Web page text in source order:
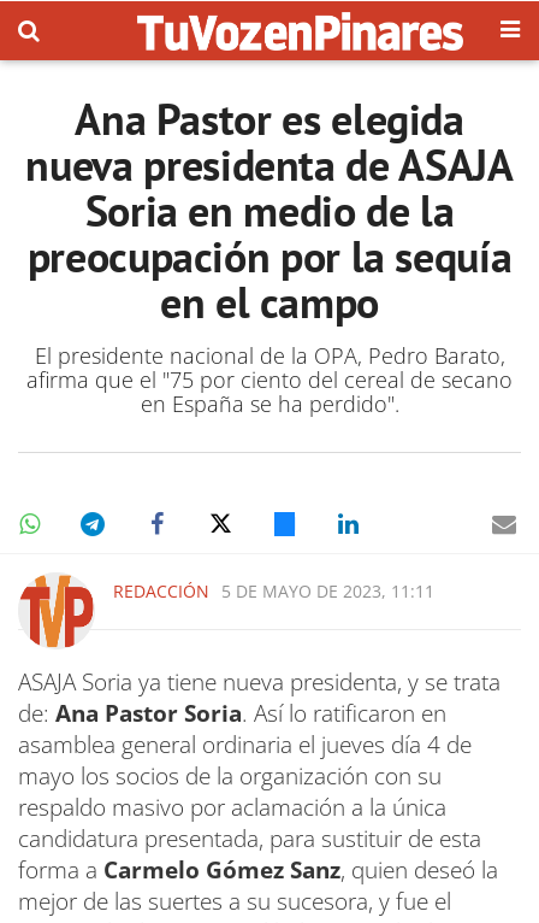
Ana Pastor es elegida
nueva presidenta de ASAJA
Soria en medio de la
preocupación por la sequía
en el campo
El presidente nacional de la OPA, Pedro Barato,
afirma que el "75 por ciento del cereal de secano
en España se ha perdido".
REDACCIÓN 5 DE MAYO DE 2023, 11:11
ASAJA Soria ya tiene nueva presidenta, y se trata
de: Ana Pastor Soria. Así lo ratificaron en
asamblea general ordinaria el jueves día 4 de
mayo los socios de la organización con su
respaldo masivo por aclamación a la única
candidatura presentada, para sustituir de esta
forma a Carmelo Gómez Sanz, quien deseó la
mejor de las suertes a su sucesora, y fue el